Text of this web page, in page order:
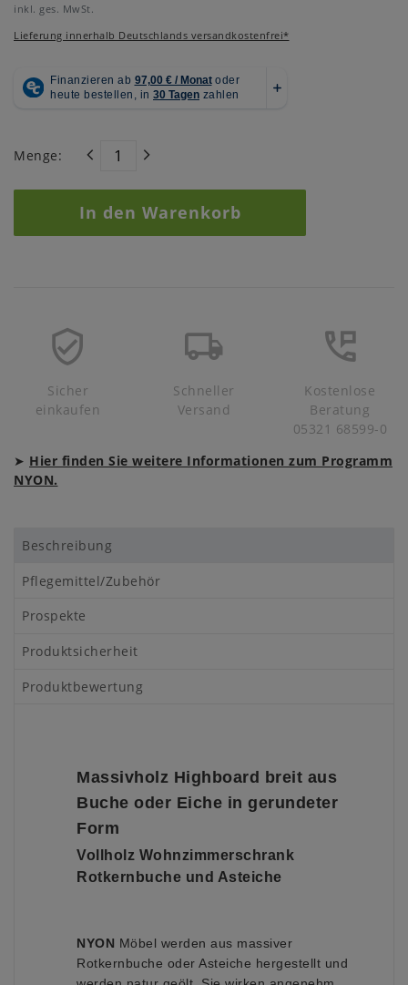
inkl. ges. MwSt.
Lieferung innerhalb Deutschlands versandkostenfrei*
Menge:
In den Warenkorb
Sicher
einkaufen
Schneller
Versand
Kostenlose
Beratung
05321 68599-0
➤ Hier finden Sie weitere Informationen zum Programm
NYON.
Beschreibung
Pflegemittel/Zubehör
Prospekte
Produktsicherheit
Produktbewertung
Massivholz Highboard breit aus
Buche oder Eiche in gerundeter
Form
Vollholz Wohnzimmerschrank
Rotkernbuche und Asteiche
NYON Möbel werden aus massiver
Rotkernbuche oder Asteiche hergestellt und